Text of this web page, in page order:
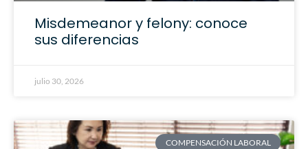
Misdemeanor y felony: conoce
sus diferencias
julio 30, 2026
COMPENSACIÓN LABORAL